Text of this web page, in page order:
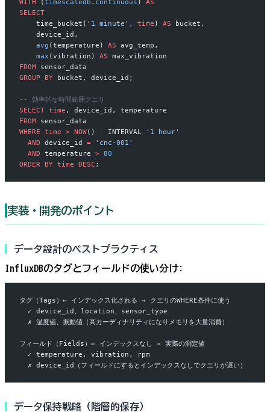
WITH ( timescaledb . continuous ) AS
SELECT
    time_bucket(
'1 minute' , time ) AS bucket,
    device_id,
    avg
(temperature) AS avg_temp,
    max
(vibration) AS max_vibration
FROM sensor_data
GROUP BY bucket, device_id;
-- 効率的な時間範囲クエリ
SELECT time , device_id, temperature
FROM sensor_data
WHERE time > NOW() - INTERVAL
'1 hour'
  AND
device_id = 'cnc-001'
  AND
temperature > 80
ORDER BY time DESC ;
実装・開発のポイント
データ設計のベストプラクティス
InfluxDBのタグとフィールドの使い分け:
タグ（Tags）← インデックス化される → クエリのWHERE条件に使う
  ✓ device_id、location、sensor_type
  ✗ 温度値、振動値（高カーディナリティになりメモリを大量消費）
フィールド（Fields）← インデックスなし → 実際の測定値
  ✓ temperature, vibration, rpm
  ✗ device_id（フィールドにするとインデックスなしでクエリが遅い）
データ保持戦略（階層的保存）